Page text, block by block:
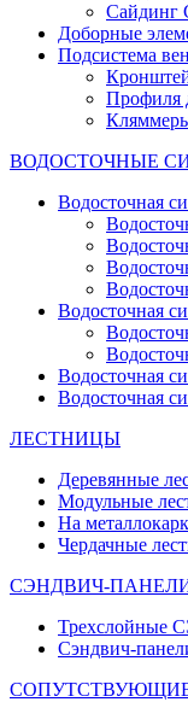
Сайдинг
Доборные
Подсистема
Профиля
ВОДОСТОЧНЫЕ
Водосточная
Водосточная
Водосточная
Водосточная
ЛЕСТНИЦЫ
Деревянные
Модульные
На
Чердачные
СЭНДВИЧ-
Сэндвич-